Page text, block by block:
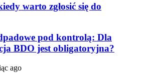
warto zgłosić się do
pod kontrolą: Dla
BDO jest obligatoryjna?
ago